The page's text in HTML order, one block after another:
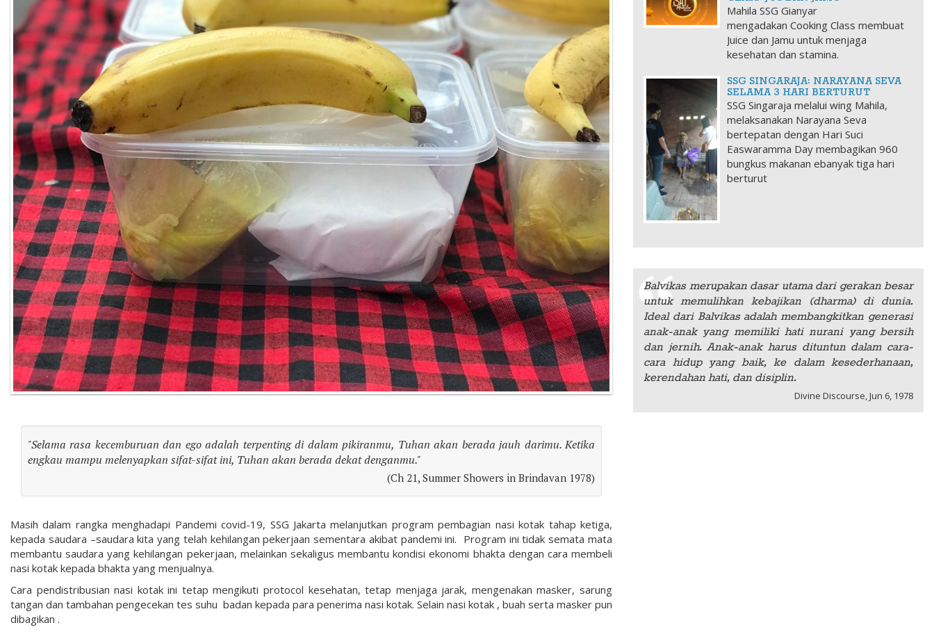
"Selama rasa kecemburuan dan ego adalah terpenting di dalam pikiranmu, Tuhan akan berada jauh darimu. Ketika
engkau mampu melenyapkan sifat-sifat ini, Tuhan akan berada dekat denganmu."
(Ch 21, Summer Showers in Brindavan 1978)
Masih dalam rangka menghadapi Pandemi covid-19, SSG Jakarta melanjutkan program pembagian nasi kotak tahap ketiga,
kepada saudara –saudara kita yang telah kehilangan pekerjaan sementara akibat pandemi ini. Program ini tidak semata mata
membantu saudara yang kehilangan pekerjaan, melainkan sekaligus membantu kondisi ekonomi bhakta dengan cara membeli
nasi kotak kepada bhakta yang menjualnya.
Cara pendistribusian nasi kotak ini tetap mengikuti protocol kesehatan, tetap menjaga jarak, mengenakan masker, sarung
tangan dan tambahan pengecekan tes suhu badan kepada para penerima nasi kotak. Selain nasi kotak , buah serta masker pun
dibagikan .
Mahila SSG Gianyar
mengadakan Cooking Class membuat
Juice dan Jamu untuk menjaga
kesehatan dan stamina.
SSG SINGARAJA: NARAYANA SEVA
SELAMA 3 HARI BERTURUT
SSG Singaraja melalui wing Mahila,
melaksanakan Narayana Seva
bertepatan dengan Hari Suci
Easwaramma Day membagikan 960
bungkus makanan ebanyak tiga hari
berturut
Balvikas merupakan dasar utama dari gerakan besar
untuk memulihkan kebajikan (dharma) di dunia.
Ideal dari Balvikas adalah membangkitkan generasi
anak-anak yang memiliki hati nurani yang bersih
dan jernih. Anak-anak harus dituntun dalam cara-
cara hidup yang baik, ke dalam kesederhanaan,
kerendahan hati, dan disiplin.
Divine Discourse, Jun 6, 1978